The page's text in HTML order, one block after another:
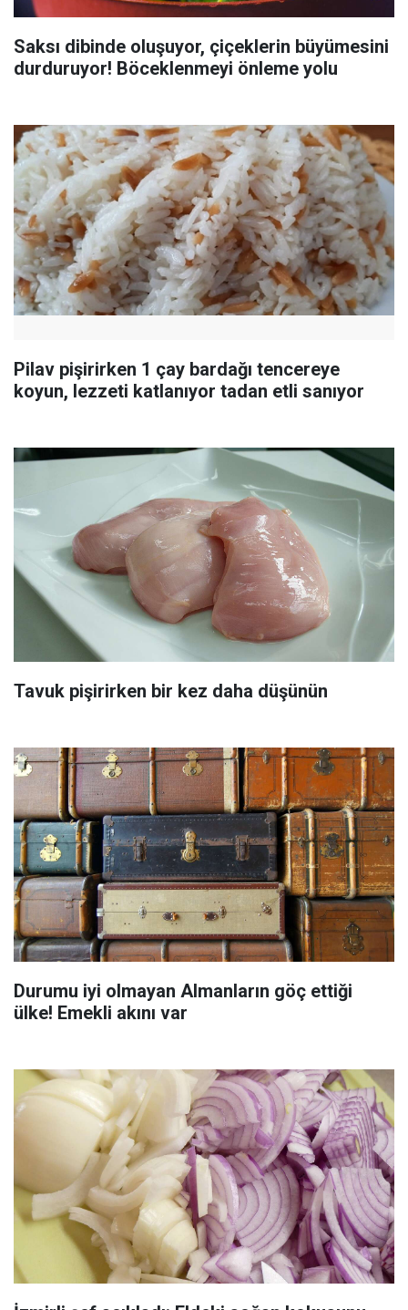
Saksı dibinde oluşuyor, çiçeklerin büyümesini
durduruyor! Böceklenmeyi önleme yolu
Pilav pişirirken 1 çay bardağı tencereye
koyun, lezzeti katlanıyor tadan etli sanıyor
Tavuk pişirirken bir kez daha düşünün
Durumu iyi olmayan Almanların göç ettiği
ülke! Emekli akını var